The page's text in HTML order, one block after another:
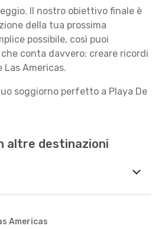
Il nostro obiettivo finale è
della tua prossima
possibile, così puoi
conta davvero: creare ricordi
Las Americas.
soggiorno perfetto a Playa De
altre destinazioni
Americas